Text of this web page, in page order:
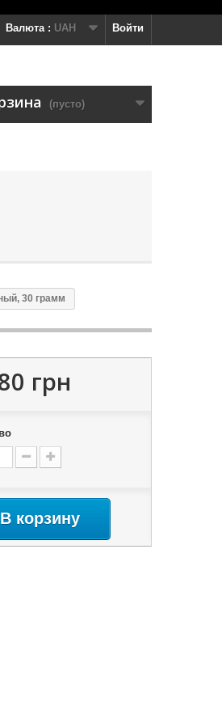
Войти
Валюта : UAH
(пусто)
30 грамм
грн
В корзину